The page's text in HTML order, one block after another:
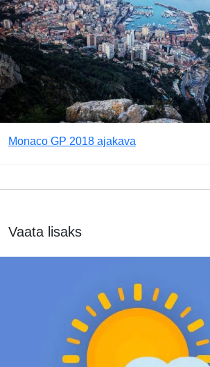
Monaco GP 2018 ajakava
Vaata lisaks